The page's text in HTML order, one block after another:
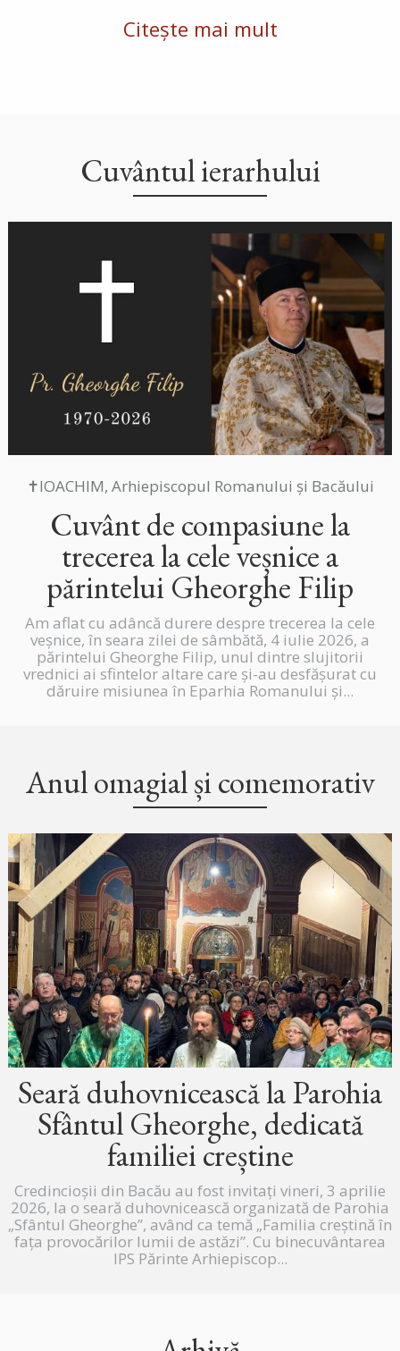
Citește mai mult
Cuvântul ierarhului
✝IOACHIM, Arhiepiscopul Romanului și Bacăului
Cuvânt de compasiune la
trecerea la cele veșnice a
părintelui Gheorghe Filip
Am aflat cu adâncă durere despre trecerea la cele
veșnice, în seara zilei de sâmbătă, 4 iulie 2026, a
părintelui Gheorghe Filip, unul dintre slujitorii
vrednici ai sfintelor altare care și-au desfășurat cu
dăruire misiunea în Eparhia Romanului și...
Anul omagial și comemorativ
Seară duhovnicească la Parohia
Sfântul Gheorghe, dedicată
familiei creștine
Credincioșii din Bacău au fost invitați vineri, 3 aprilie
2026, la o seară duhovnicească organizată de Parohia
„Sfântul Gheorghe”, având ca temă „Familia creștină în
fața provocărilor lumii de astăzi”. Cu binecuvântarea
IPS Părinte Arhiepiscop...